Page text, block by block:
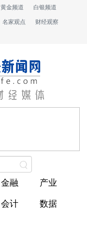
黄金频道 白银频道
名家观点 财经观察
金融 产业
会计 数据